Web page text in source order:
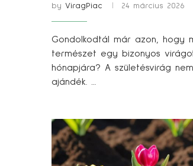
by ViragPiac 24 március 2026
Gondolkodtál már azon, hogy
természet egy bizonyos
hónapjára? A születésvirág
ajándék. …